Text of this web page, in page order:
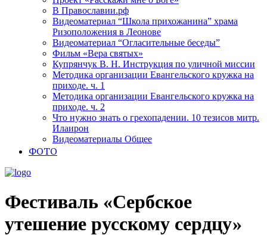
В Православии.рф
Видеоматериал “Школа прихожанина” храма
Ризоположения в Леонове
Видеоматериал “Огласительные беседы”
Фильм «Вера святых»
Купрянчук В. Н. Инструкция по уличной миссии
Методика организации Евангельского кружка на
приходе. ч. 1
Методика организации Евангельского кружка на
приходе. ч. 2
Что нужно знать о грехопадении. 10 тезисов митр.
Илаирон
Видеоматериалы Общее
ФОТО
Фестиваль «Сербское
утешение русскому сердцу»